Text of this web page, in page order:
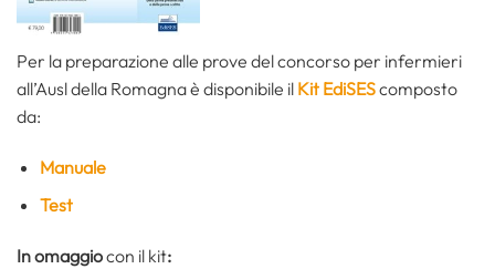
Per la preparazione alle prove del concorso per infermieri
all’Ausl della Romagna è disponibile il Kit EdiSEScomposto
da:
Manuale
Test
In omaggiocon il kit: